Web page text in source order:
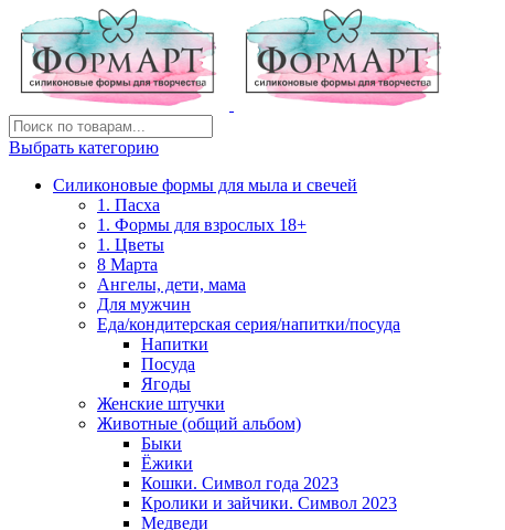
Выбрать категорию
Силиконовые формы для мыла и свечей
1. Пасха
1. Формы для взрослых 18+
1. Цветы
8 Марта
Ангелы, дети, мама
Для мужчин
Еда/кондитерская серия/напитки/посуда
Напитки
Посуда
Ягоды
Женские штучки
Животные (общий альбом)
Быки
Ёжики
Кошки. Символ года 2023
Кролики и зайчики. Символ 2023
Медведи